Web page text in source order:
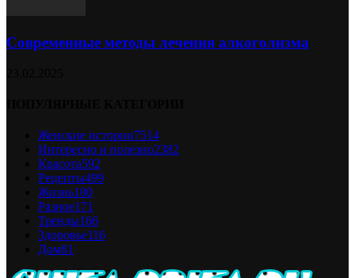
Современные методы лечения алкоголизма
Женские истории7514
Интересно и полезно2382
Красота592
Рецепты499
Жизнь180
Разное171
Тренды166
Здоровье116
Дом81